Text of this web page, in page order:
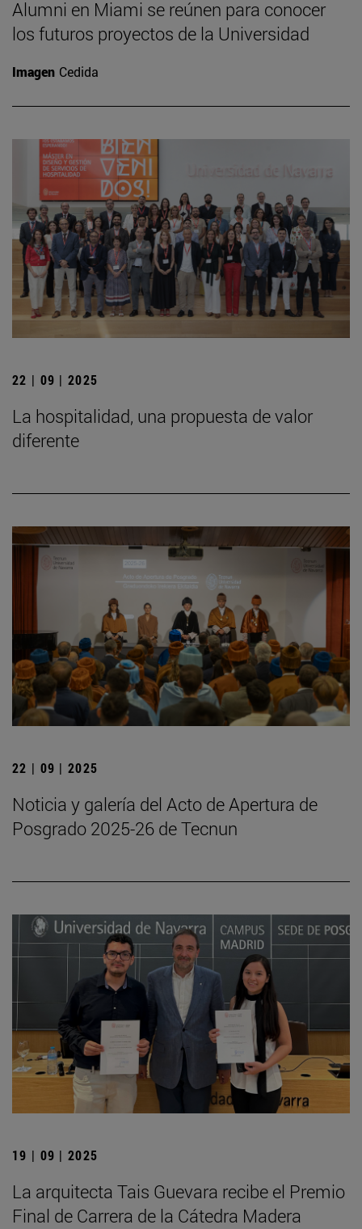
Alumni en Miami se reúnen para conocer
los futuros proyectos de la Universidad
Imagen Cedida
22 | 09 | 2025
La hospitalidad, una propuesta de valor
diferente
22 | 09 | 2025
Noticia y galería del Acto de Apertura de
Posgrado 2025-26 de Tecnun
19 | 09 | 2025
La arquitecta Tais Guevara recibe el Premio
Final de Carrera de la Cátedra Madera